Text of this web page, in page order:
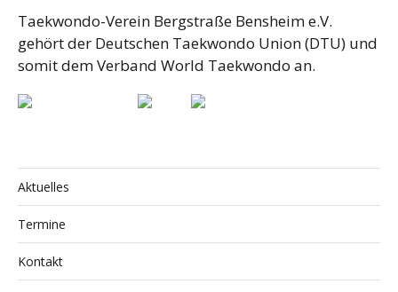
Taekwondo-Verein Bergstraße Bensheim e.V.
gehört der Deutschen Taekwondo Union (DTU) und
somit dem Verband World Taekwondo an.
Aktuelles
Termine
Kontakt